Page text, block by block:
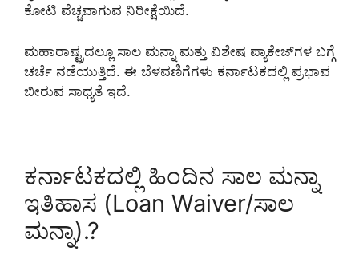
ಕೋಟಿ ವೆಚ್ಚವಾಗುವ ನಿರೀಕ್ಷೆಯಿದೆ.
ಮಹಾರಾಷ್ಟ್ರದಲ್ಲೂ ಸಾಲ ಮನ್ನಾ ಮತ್ತು ವಿಶೇಷ ಪ್ಯಾಕೇಜ್‌ಗಳ ಬಗ್ಗೆ
ಚರ್ಚೆ ನಡೆಯುತ್ತಿದೆ. ಈ ಬೆಳವಣಿಗೆಗಳು ಕರ್ನಾಟಕದಲ್ಲಿ ಪ್ರಭಾವ
ಬೀರುವ ಸಾಧ್ಯತೆ ಇದೆ.
ಕರ್ನಾಟಕದಲ್ಲಿ ಹಿಂದಿನ ಸಾಲ ಮನ್ನಾ
ಇತಿಹಾಸ (Loan Waiver/ಸಾಲ
ಮನ್ನಾ).?